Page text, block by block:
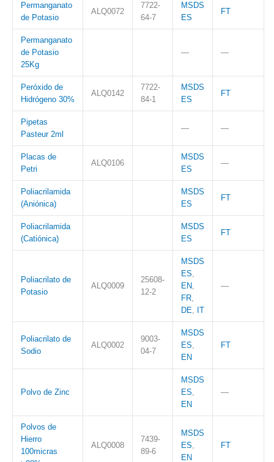
Permanganato
de Potasio
ALQ0072
7722-
64-7
MSDS
ES
FT
Permanganato
de Potasio
25Kg
— —
Peróxido de
Hidrógeno 30%
ALQ0142
7722-
84-1
MSDS
ES
FT
Pipetas
Pasteur 2ml
— —
Placas de
Petri
ALQ0106
MSDS
ES
—
Poliacrilamida
(Aniónica)
MSDS
ES
FT
Poliacrilamida
(Catiónica)
MSDS
ES
FT
Poliacrilato de
Potasio
ALQ0009
25608-
12-2
MSDS
ES,
EN,
FR,
DE, IT
—
Poliacrilato de
Sodio
ALQ0002
9003-
04-7
MSDS
ES,
EN
FT
Polvo de Zinc
MSDS
ES,
EN
—
Polvos de
Hierro
100micras
ALQ0008
7439-
89-6
MSDS
ES,
EN
FT